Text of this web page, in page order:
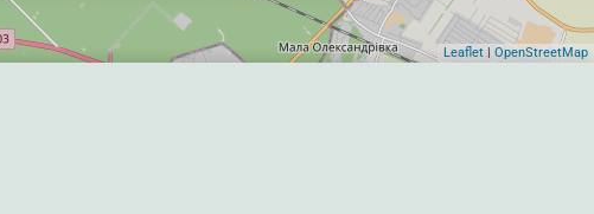
Leaflet OpenStreetMap